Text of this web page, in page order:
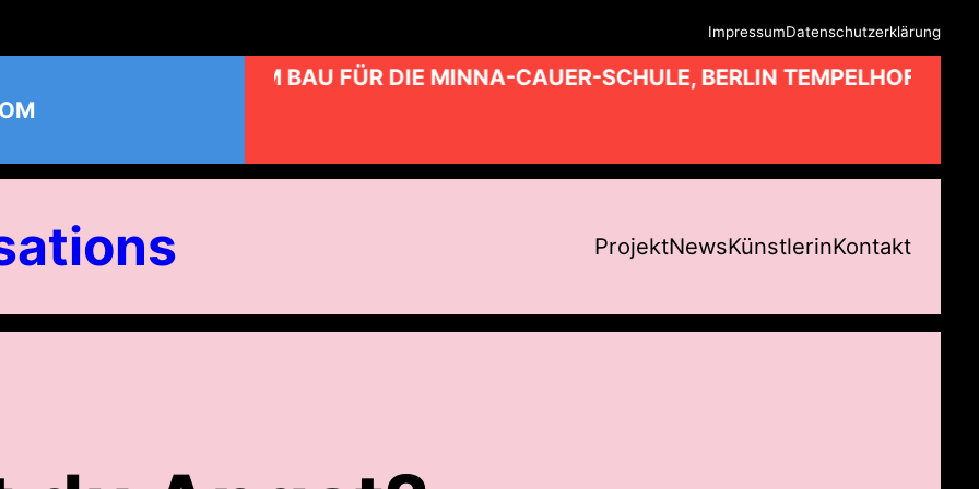
ImpressumDatenschutzerklärung
KUNST AM BAU FÜR DIE MINNA-CAUER-SCHULE, BERLIN TEMPELHOF //
ProjektNewsKünstlerinKontakt